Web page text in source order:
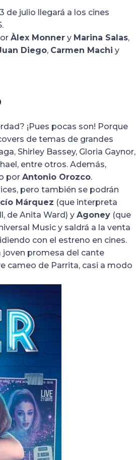
de julio llegará a los cines
Àlex Monner y Marina Salas,
Diego, Carmen Machi y
¡Pues pocas son! Porque
de temas de grandes
Shirley Bassey, Gloria Gaynor,
entre otros. Además,
por Antonio Orozco.
pero también se podrán
Márquez (que interpreta
de Anita Ward) y Agoney (que
Music y saldrá a la venta
con el estreno en cines.
promesa del cante
cameo de Parrita, casi a modo